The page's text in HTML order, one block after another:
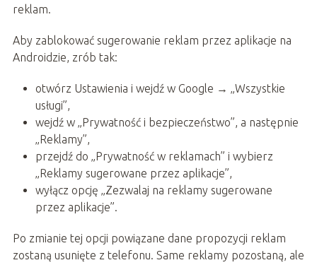
reklam.
Aby zablokować sugerowanie reklam przez aplikacje na
Androidzie, zrób tak:
otwórz Ustawienia i wejdź w Google → „Wszystkie
usługi”,
wejdź w „Prywatność i bezpieczeństwo”, a następnie
„Reklamy”,
przejdź do „Prywatność w reklamach” i wybierz
„Reklamy sugerowane przez aplikacje”,
wyłącz opcję „Zezwalaj na reklamy sugerowane
przez aplikacje”.
Po zmianie tej opcji powiązane dane propozycji reklam
zostaną usunięte z telefonu. Same reklamy pozostaną, ale